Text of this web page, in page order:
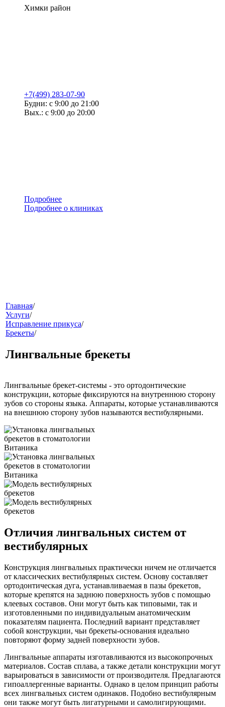
Химки район
+7(499) 283-07-90
Будни: с 9:00 до 21:00
Вых.: с 9:00 до 20:00
Подробнее
Подробнее о клиниках
меню
звонок
клиники
Главная/
Услуги/
Исправление прикуса/
Брекеты/
Лингвальные брекеты
Лингвальные брекет-системы - это ортодонтические
конструкции, которые фиксируются на внутреннюю сторону
зубов со стороны языка. Аппараты, которые устанавливаются
на внешнюю сторону зубов называются вестибулярными.
Отличия лингвальных систем от
вестибулярных
Конструкция лингвальных практически ничем не отличается
от классических вестибулярных систем. Основу составляет
ортодонтическая дуга, устанавливаемая в пазы брекетов,
которые крепятся на заднюю поверхность зубов с помощью
клеевых составов. Они могут быть как типовыми, так и
изготовленными по индивидуальным анатомическим
показателям пациента. Последний вариант представляет
собой конструкции, чьи брекеты-основания идеально
повторяют форму задней поверхности зубов.
Лингвальные аппараты изготавливаются из высокопрочных
материалов. Состав сплава, а также детали конструкции могут
варьироваться в зависимости от производителя. Предлагаются
гипоаллергенные варианты. Однако в целом принцип работы
всех лингвальных систем одинаков. Подобно вестибулярным
они также могут быть лигатурными и самолигирующими.